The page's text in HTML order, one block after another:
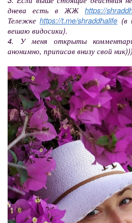
днева есть в ЖЖ https://
Тележкеhttps://t.me/shraddhalife (в
вешаю видосики).
4. У меня открыты
анонимно, приписав внизу свой